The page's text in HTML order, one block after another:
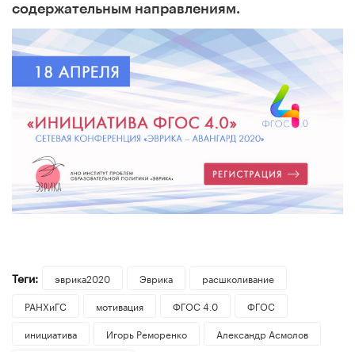
содержательным направлениям.
Теги: эврика2020 Эврика
расшколивание
РАНХиГС
мотивация ФГОС 4.0
ФГОС
инициатива
Игорь Реморенко Александр Асмолов